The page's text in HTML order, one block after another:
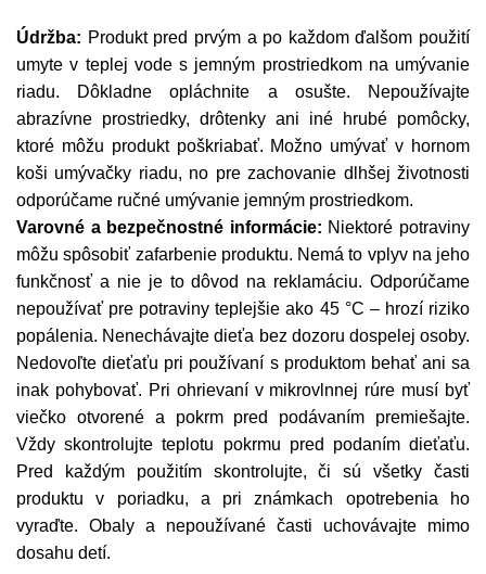
Údržba: Produkt pred prvým a po každom ďalšom použití
umyte v teplej vode s jemným prostriedkom na umývanie
riadu. Dôkladne opláchnite a osušte. Nepoužívajte
abrazívne prostriedky, drôtenky ani iné hrubé pomôcky,
ktoré môžu produkt poškriabať. Možno umývať v hornom
koši umývačky riadu, no pre zachovanie dlhšej životnosti
odporúčame ručné umývanie jemným prostriedkom.
Varovné a bezpečnostné informácie: Niektoré potraviny
môžu spôsobiť zafarbenie produktu. Nemá to vplyv na jeho
funkčnosť a nie je to dôvod na reklamáciu. Odporúčame
nepoužívať pre potraviny teplejšie ako 45 °C – hrozí riziko
popálenia. Nenechávajte dieťa bez dozoru dospelej osoby.
Nedovoľte dieťaťu pri používaní s produktom behať ani sa
inak pohybovať. Pri ohrievaní v mikrovlnnej rúre musí byť
viečko otvorené a pokrm pred podávaním premiešajte.
Vždy skontrolujte teplotu pokrmu pred podaním dieťaťu.
Pred každým použitím skontrolujte, či sú všetky časti
produktu v poriadku, a pri známkach opotrebenia ho
vyraďte. Obaly a nepoužívané časti uchovávajte mimo
dosahu detí.